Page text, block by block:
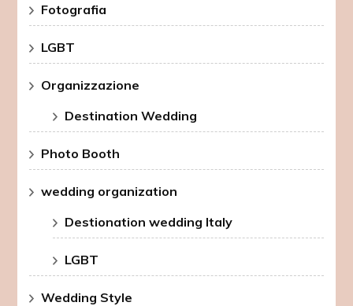
Fotografia
LGBT
Organizzazione
Destination Wedding
Photo Booth
wedding organization
Destionation wedding Italy
LGBT
Wedding Style